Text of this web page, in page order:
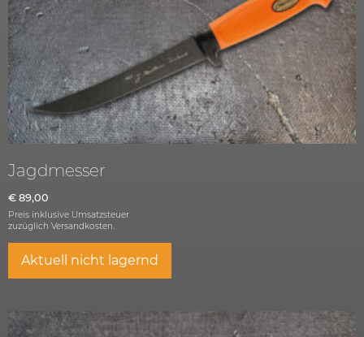
Jagdmesser
€ 89,00
Preis inklusive Umsatzsteuer
zuzüglich Versandkosten.
Aktuell nicht lagernd